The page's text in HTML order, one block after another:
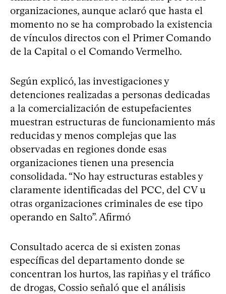
organizaciones, aunque aclaró que hasta el
momento no se ha comprobado la existencia
de vínculos directos con el Primer Comando
de la Capital o el Comando Vermelho.
Según explicó, las investigaciones y
detenciones realizadas a personas dedicadas
a la comercialización de estupefacientes
muestran estructuras de funcionamiento más
reducidas y menos complejas que las
observadas en regiones donde esas
organizaciones tienen una presencia
consolidada. “No hay estructuras estables y
claramente identificadas del PCC, del CV u
otras organizaciones criminales de ese tipo
operando en Salto”. Afirmó
Consultado acerca de si existen zonas
específicas del departamento donde se
concentran los hurtos, las rapiñas y el tráfico
de drogas, Cossio señaló que el análisis